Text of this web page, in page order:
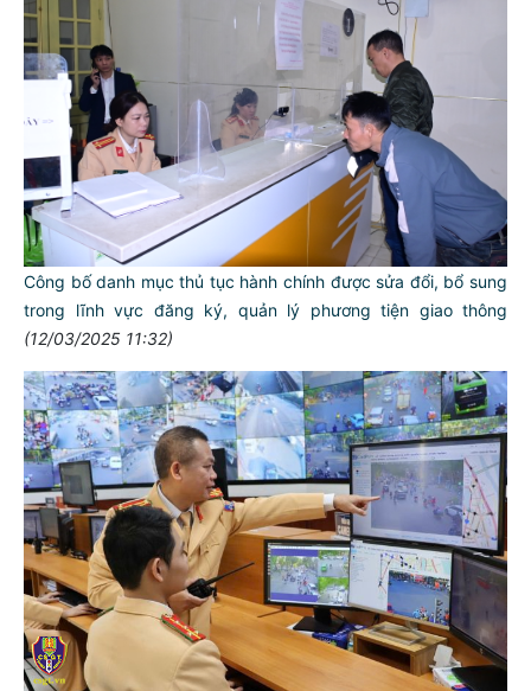
Công bố danh mục thủ tục hành chính được sửa đổi, bổ sung
trong lĩnh vực đăng ký, quản lý phương tiện giao thông
(12/03/2025 11:32)